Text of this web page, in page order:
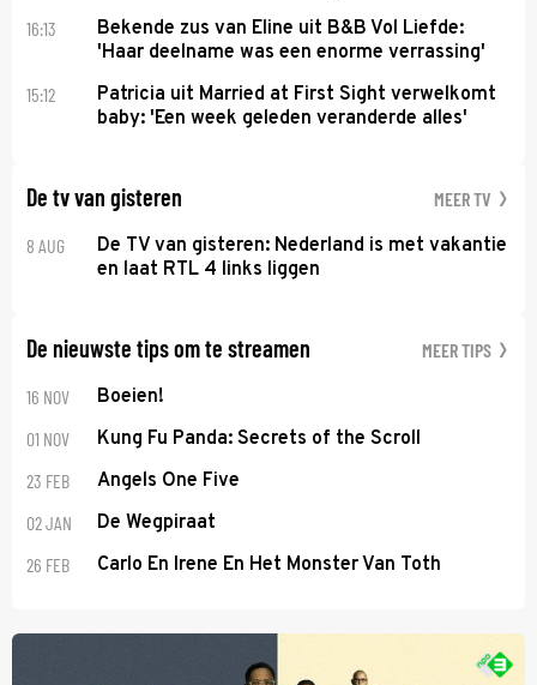
16:13
Bekende zus van Eline uit B&B Vol Liefde:
'Haar deelname was een enorme verrassing'
15:12
Patricia uit Married at First Sight verwelkomt
baby: 'Een week geleden veranderde alles'
De tv van gisteren MEER TV
8 AUG
De TV van gisteren: Nederland is met vakantie
en laat RTL 4 links liggen
De nieuwste tips om te streamen MEER TIPS
16 NOV Boeien!
01 NOV Kung Fu Panda: Secrets of the Scroll
23 FEB Angels One Five
02 JAN De Wegpiraat
26 FEB Carlo En Irene En Het Monster Van Toth